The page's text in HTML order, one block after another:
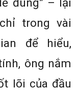
trong vài
để hiểu,
ông nắm
lõi của đầu